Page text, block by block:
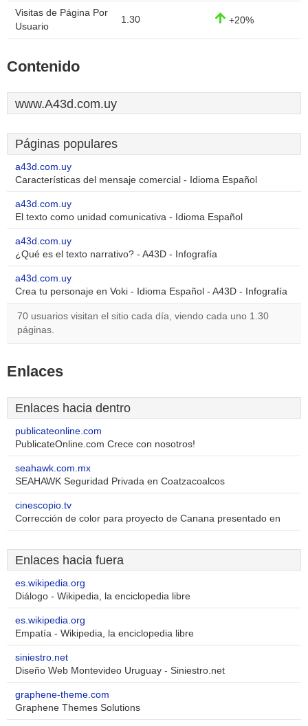
Visitas de Página Por
Usuario
1.30 +20%
Contenido
www.A43d.com.uy
Páginas populares
a43d.com.uy
Características del mensaje comercial - Idioma Español
a43d.com.uy
El texto como unidad comunicativa - Idioma Español
a43d.com.uy
¿Qué es el texto narrativo? - A43D - Infografía
a43d.com.uy
Crea tu personaje en Voki - Idioma Español - A43D - Infografía
70 usuarios visitan el sitio cada día, viendo cada uno 1.30
páginas.
Enlaces
Enlaces hacia dentro
publicateonline.com
PublicateOnline.com Crece con nosotros!
seahawk.com.mx
SEAHAWK Seguridad Privada en Coatzacoalcos
cinescopio.tv
Corrección de color para proyecto de Canana presentado en
Enlaces hacia fuera
es.wikipedia.org
Diálogo - Wikipedia, la enciclopedia libre
es.wikipedia.org
Empatía - Wikipedia, la enciclopedia libre
siniestro.net
Diseño Web Montevideo Uruguay - Siniestro.net
graphene-theme.com
Graphene Themes Solutions